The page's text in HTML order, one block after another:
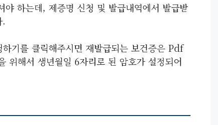
하는데, 제증명 신청 및 발급내역에서 발급받
.
기를 클릭해주시면 재발급되는 보건증은 Pdf
위해서 생년월일 6자리로 된 암호가 설정되어